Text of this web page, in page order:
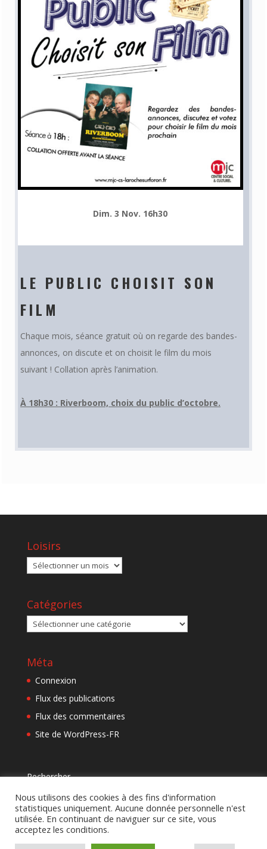
Dim. 3 Nov. 16h30
LE PUBLIC CHOISIT SON
FILM
Chaque mois, séance gratuit où on regarde des bandes-
annonces, on discute et on choisit le film du mois
suivant ! Collation après l’animation.
À 18h30 : Riverboom, choix du public d’octobre.
Loisirs
Loisirs
Catégories
Catégories
Méta
Connexion
Flux des publications
Flux des commentaires
Site de WordPress-FR
Rechercher
Nous utilisons des cookies à des fins d'information
statistiques uniquement. Aucune donnée personnelle n'est
utilisée. En continuant de naviguer sur ce site, vous
acceptez les conditions.